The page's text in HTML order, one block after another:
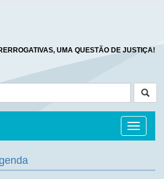
UMA QUESTÃO DE JUSTIÇA!
Toggle